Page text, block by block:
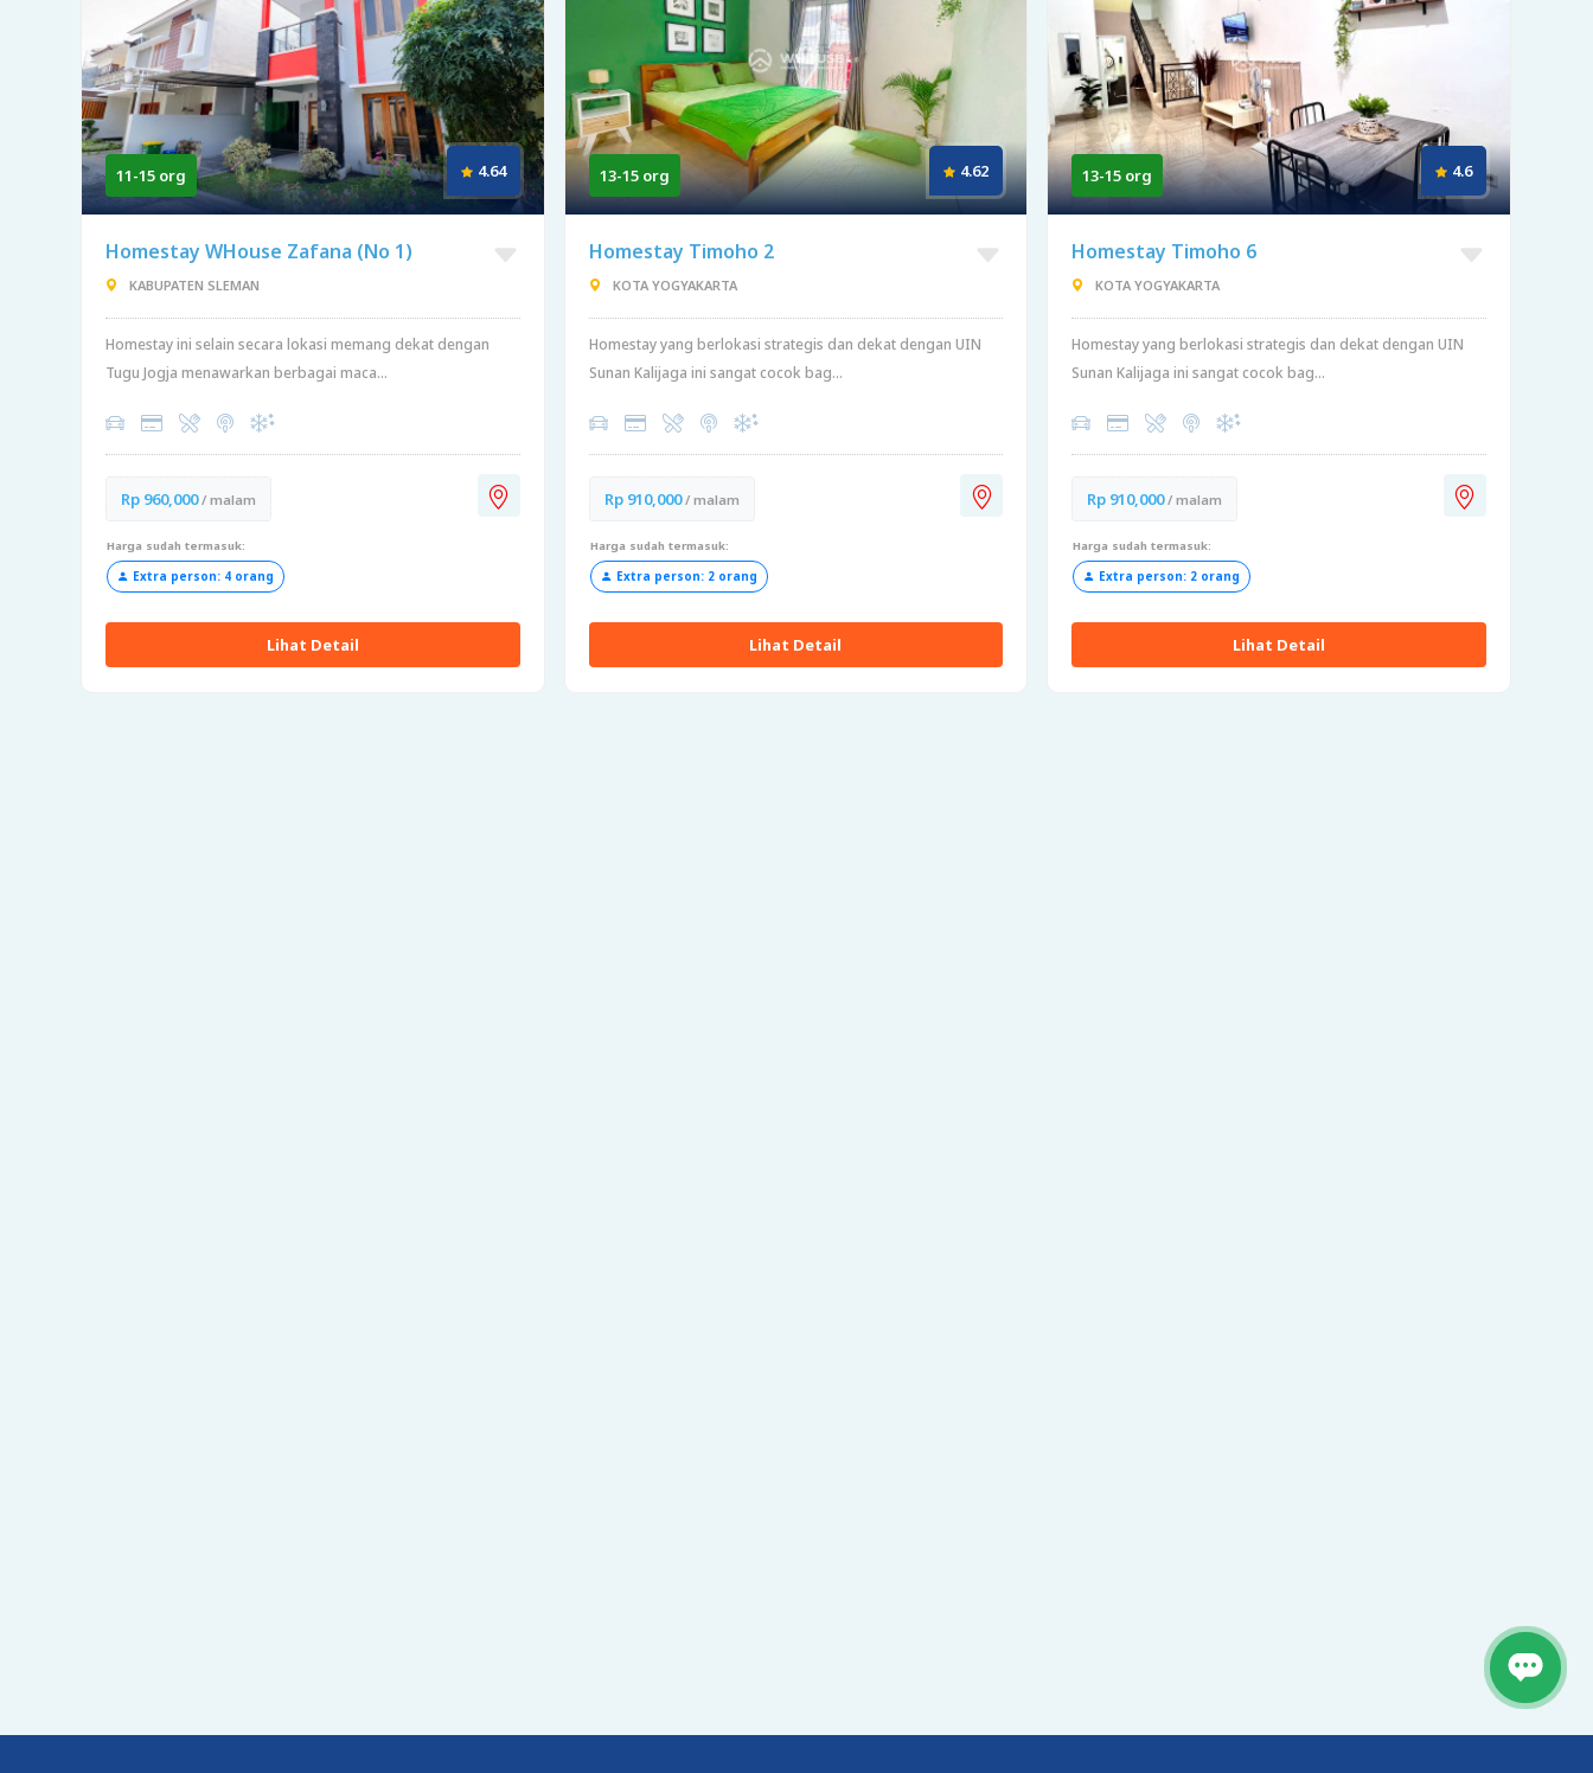
11-15 org 4.64
Homestay WHouse Zafana (No 1)
KABUPATEN SLEMAN
Homestay ini selain secara lokasi memang dekat dengan
Tugu Jogja menawarkan berbagai maca...
Rp 960,000/ malam
Harga sudah termasuk:
Extra person: 4 orang
Lihat Detail
13-15 org 4.62
Homestay Timoho 2
KOTA YOGYAKARTA
Homestay yang berlokasi strategis dan dekat dengan UIN
Sunan Kalijaga ini sangat cocok bag...
Rp 910,000/ malam
Harga sudah termasuk:
Extra person: 2 orang
Lihat Detail
13-15 org 4.6
Homestay Timoho 6
KOTA YOGYAKARTA
Homestay yang berlokasi strategis dan dekat dengan UIN
Sunan Kalijaga ini sangat cocok bag...
Rp 910,000/ malam
Harga sudah termasuk:
Extra person: 2 orang
Lihat Detail